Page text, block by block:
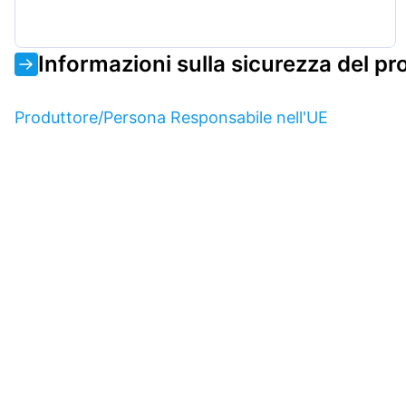
Informazioni sulla sicurezza del
Produttore/Persona Responsabile nell'UE